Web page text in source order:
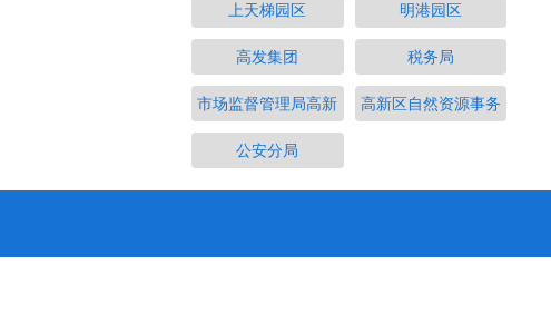
上天梯园区 明港园区
高发集团 税务局
市场监督管理局高新 高新区自然资源事务
公安分局